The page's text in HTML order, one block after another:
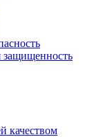
защищенность
качеством